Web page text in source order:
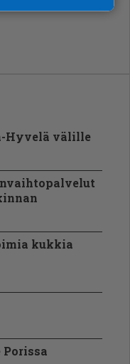
Hyvelä välille
kukkia